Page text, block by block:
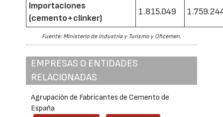
Importaciones
(cemento+clínker)
1.815.049
Fuente: Ministerio de Industria y Turismo y Oficemen.
EMPRESAS O ENTIDADES
RELACIONADAS
Agrupación de Fabricantes de Cemento de
España